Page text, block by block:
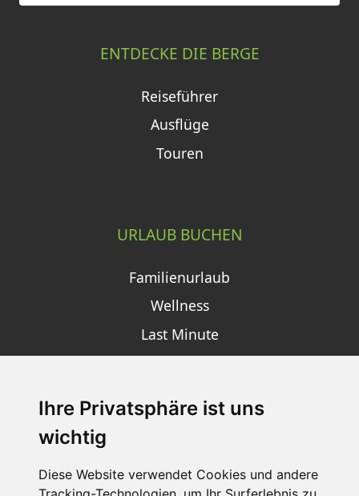
Ihre Privatsphäre ist uns
wichtig
Diese Website verwendet Cookies und andere
ENTDECKE DIE BERGE
Reiseführer
Ausflüge
Touren
URLAUB BUCHEN
Familienurlaub
Wellness
Last Minute
SCHNEEHÖHEN SKI APP
Die Schneehoehen Ski APP für iOS und Android - Ein
Muss für alle Wintersportler und Schneefreaks!